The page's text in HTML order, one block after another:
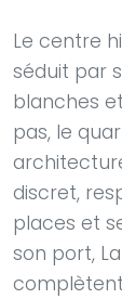
Le centre
séduit par
blanches
pas, le
discret,
places et
son port,